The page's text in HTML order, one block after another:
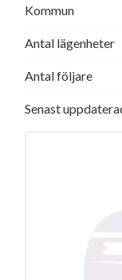
Kommun
Antal lägenheter
Antal följare
Senast